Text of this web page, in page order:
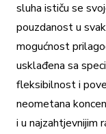
sluha ističu se
pouzdanost u
mogućnost
usklađena sa
fleksibilnost i
neometana
i u najzahtjevnijim